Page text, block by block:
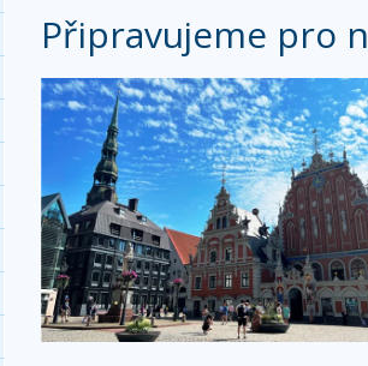
Připravujeme pro